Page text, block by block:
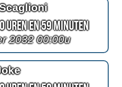
0 Uren en 59 Minuten
2032 00:00u